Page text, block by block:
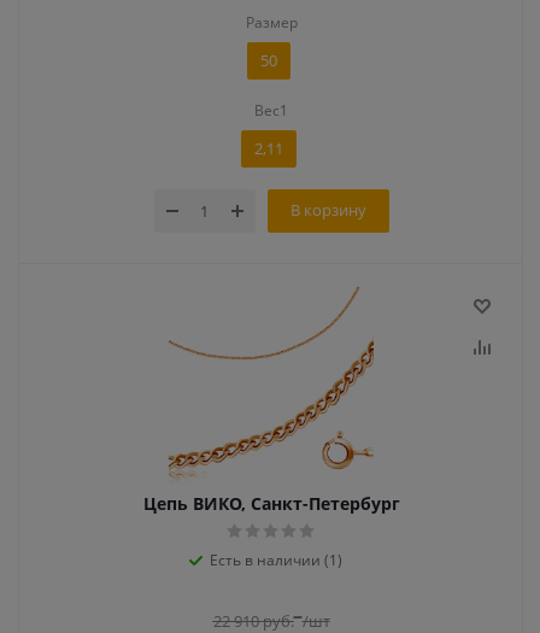
Размер
50
Вес1
2,11
В корзину
Цепь ВИКО, Санкт-Петербург
Есть в наличии (1)
22 910руб. /шт